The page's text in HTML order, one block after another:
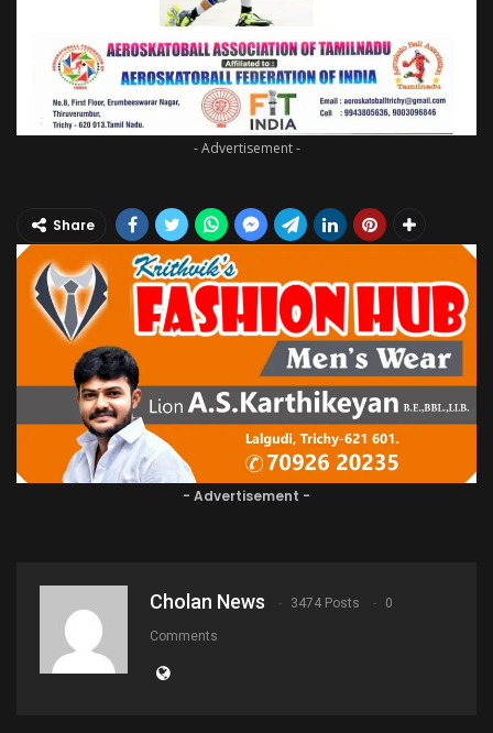
- Advertisement -
Share
- Advertisement -
Cholan News 3474 Posts 0
Comments